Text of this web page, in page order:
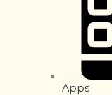
Apps